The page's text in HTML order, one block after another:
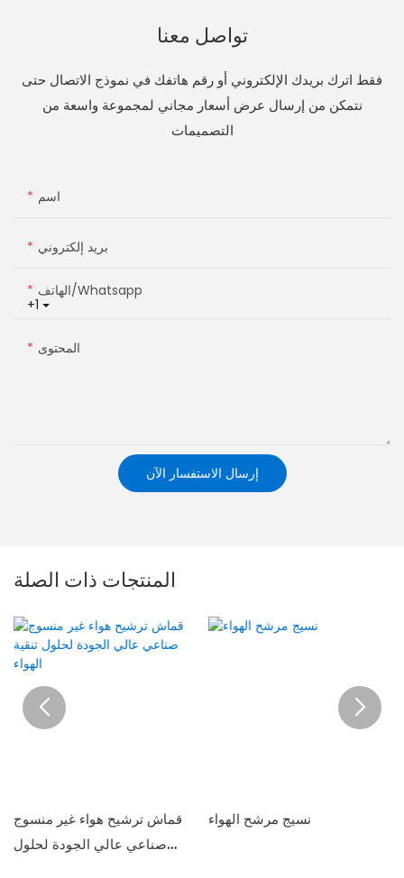
تواصل معنا
فقط اترك بريدك الإلكتروني أو رقم هاتفك في نموذج الاتصال حتى
نتمكن من إرسال عرض أسعار مجاني لمجموعة واسعة من
التصميمات
اسم
بريد إلكتروني
+1
الهاتف/whatsapp
المحتوى
إرسال الاستفسار الآن
المنتجات ذات الصلة
قماش ترشيح هواء غير منسوج
صناعي عالي الجودة لحلول
نسيج مرشح الهواء